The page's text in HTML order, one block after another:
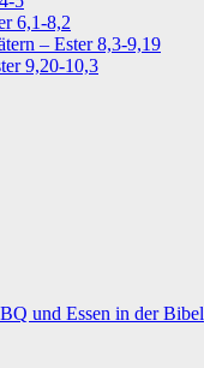
6,1-8,2
– Ester 8,3-9,19
9,20-10,3
und Essen in der Bibel